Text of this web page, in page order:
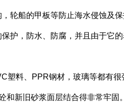
轮船的甲板等防止海水侵蚀及保
护，防水、防腐，并且由于它
塑料、 PPR钢材，玻璃等都有很
和新旧砂浆面层结合得非常牢固。